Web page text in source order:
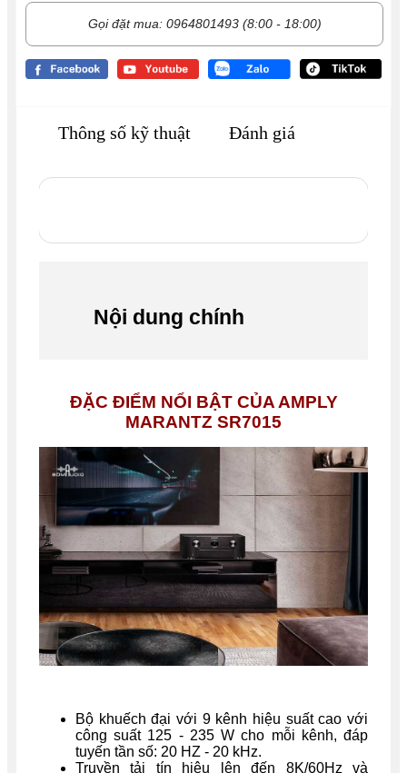
Gọi đặt mua: 0964801493 (8:00 - 18:00)
Thông số kỹ thuật Đánh giá
Nội dung chính
ĐẶC ĐIỂM NỔI BẬT CỦA AMPLY
MARANTZ SR7015
Bộ khuếch đại với 9 kênh hiệu suất cao với
công suất 125 - 235 W cho mỗi kênh, đáp
tuyến tần số: 20 HZ - 20 kHz.
Truyền tải tín hiệu lên đến 8K/60Hz và